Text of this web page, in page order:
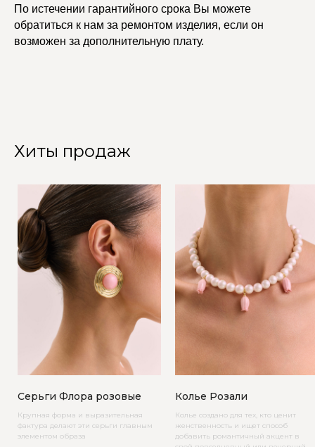
По истечении гарантийного срока Вы можете
обратиться к нам за ремонтом изделия, если он
возможен за дополнительную плату.
Хиты продаж
Серьги Флора розовые
Крупная форма и выразительная
фактура делают эти серьги главным
элементом образа
Колье Розали
Колье создано для тех, кто ценит
женственность и ищет способ
добавить романтичный акцент в